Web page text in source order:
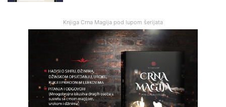
Knjiga Crna Magija pod lupom šerijata